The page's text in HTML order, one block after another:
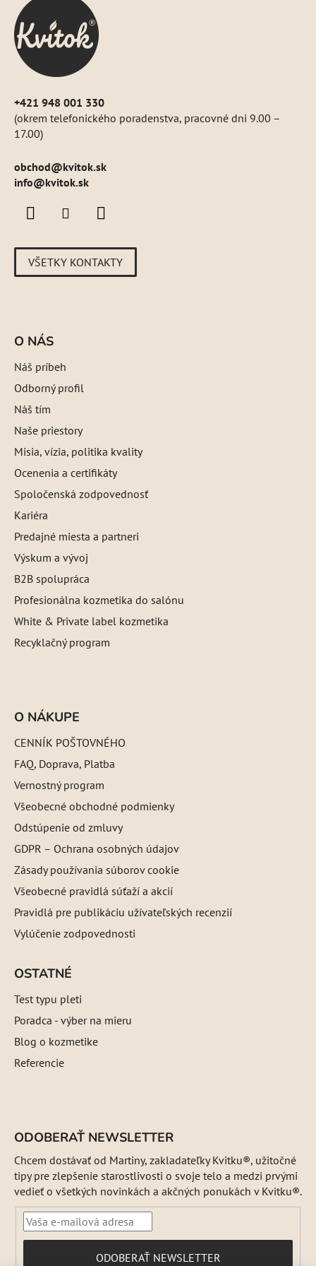
+421 948 001 330
(okrem telefonického poradenstva, pracovné dni 9.00 –
17.00)
obchod@kvitok.sk
info@kvitok.sk
VŠETKY KONTAKTY
O NÁS
Náš príbeh
Odborný profil
Náš tím
Naše priestory
Misia, vízia, politika kvality
Ocenenia a certifikáty
Spoločenská zodpovednosť
Kariéra
Predajné miesta a partneri
Výskum a vývoj
B2B spolupráca
Profesionálna kozmetika do salónu
White & Private label kozmetika
Recyklačný program
O NÁKUPE
CENNÍK POŠTOVNÉHO
FAQ, Doprava, Platba
Vernostný program
Všeobecné obchodné podmienky
Odstúpenie od zmluvy
GDPR – Ochrana osobných údajov
Zásady používania súborov cookie
Všeobecné pravidlá súťaží a akcií
Pravidlá pre publikáciu užívateľských recenzií
Vylúčenie zodpovednosti
OSTATNÉ
Test typu pleti
Poradca - výber na mieru
Blog o kozmetike
Referencie
ODOBERAŤ NEWSLETTER
Chcem dostávať od Martiny, zakladateľky Kvitku®, užitočné
tipy pre zlepšenie starostlivosti o svoje telo a medzi prvými
vedieť o všetkých novinkách a akčných ponukách v Kvitku®.
PRIHLÁSIŤ
ODOBERAŤ NEWSLETTER